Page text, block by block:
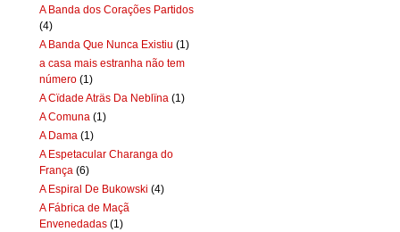
A Banda dos Corações Partidos
(4)
A Banda Que Nunca Existiu (1)
a casa mais estranha não tem
número (1)
A Cïdade Aträs Da Neblïna (1)
A Comuna (1)
A Dama (1)
A Espetacular Charanga do
França (6)
A Espiral De Bukowski (4)
A Fábrica de Maçã
Envenedadas (1)